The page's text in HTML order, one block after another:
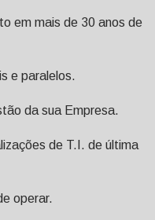
em mais de 30 anos de
e paralelos.
da sua Empresa.
de T.I. de última
operar.